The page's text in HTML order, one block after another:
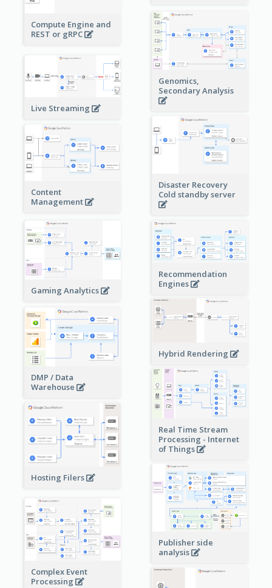
Compute Engine and
REST or gRPC
Genomics,
Secondary Analysis
Live Streaming
Disaster Recovery
Cold standby server
Content
Management
Gaming Analytics
Recommendation
Engines
Hybrid Rendering
DMP / Data
Warehouse
Real Time Stream
Processing - Internet
of Things
Hosting Filers
Publisher side
analysis
Complex Event
Processing